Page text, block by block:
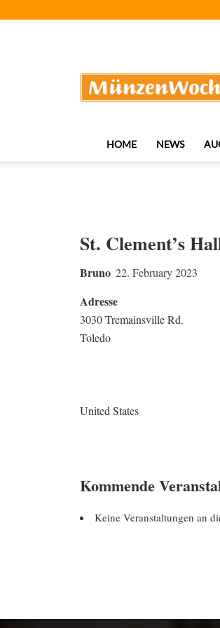
HOME NEWS
St. Clement’s
Bruno 22. February 2023
Adresse
3030 Tremainsville Rd.
Toledo
United States
Kommende
Keine Veranstaltungen an